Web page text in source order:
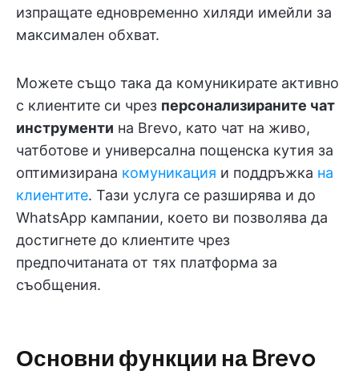
изпращате едновременно хиляди имейли за
максимален обхват.
Можете също така да комуникирате активно
с клиентите си чрез персонализираните чат
инструменти на Brevo, като чат на живо,
чатботове и универсална пощенска кутия за
оптимизирана комуникация и поддръжка на
клиентите. Тази услуга се разширява и до
WhatsApp кампании, което ви позволява да
достигнете до клиентите чрез
предпочитаната от тях платформа за
съобщения.
Основни функции на Brevo